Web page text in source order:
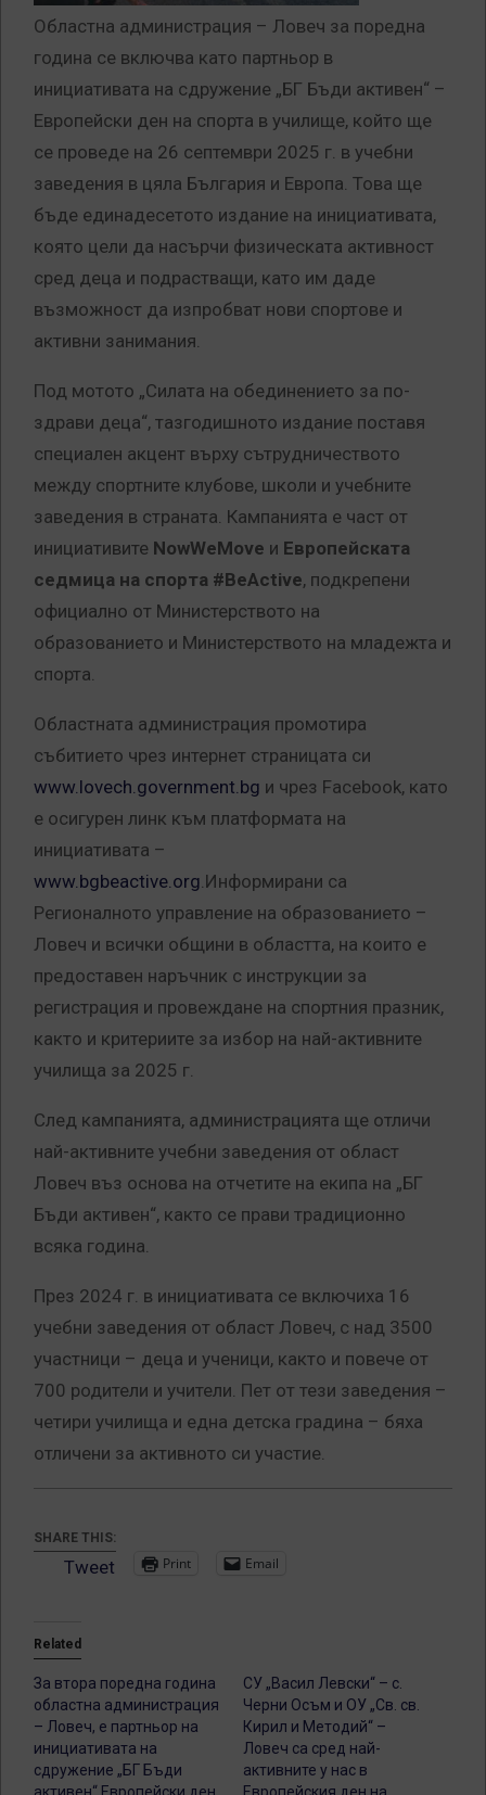
Областна администрация – Ловеч за поредна
година се включва като партньор в
инициативата на сдружение „БГ Бъди активен“ –
Европейски ден на спорта в училище, който ще
се проведе на 26 септември 2025 г. в учебни
заведения в цяла България и Европа. Това ще
бъде единадесетото издание на инициативата,
която цели да насърчи физическата активност
сред деца и подрастващи, като им даде
възможност да изпробват нови спортове и
активни занимания.
Под мотото „Силата на обединението за по-
здрави деца“, тазгодишното издание поставя
специален акцент върху сътрудничеството
между спортните клубове, школи и учебните
заведения в страната. Кампанията е част от
инициативите NowWeMove и Европейската
седмица на спорта #BeActive, подкрепени
официално от Министерството на
образованието и Министерството на младежта и
спорта.
Областната администрация промотира
събитието чрез интернет страницата си
www.lovech.government.bg и чрез Facebook, като
е осигурен линк към платформата на
инициативата –
www.bgbeactive.org.Информирани са
Регионалното управление на образованието –
Ловеч и всички общини в областта, на които е
предоставен наръчник с инструкции за
регистрация и провеждане на спортния празник,
както и критериите за избор на най-активните
училища за 2025 г.
След кампанията, администрацията ще отличи
най-активните учебни заведения от област
Ловеч въз основа на отчетите на екипа на „БГ
Бъди активен“, както се прави традиционно
всяка година.
През 2024 г. в инициативата се включиха 16
учебни заведения от област Ловеч, с над 3500
участници – деца и ученици, както и повече от
700 родители и учители. Пет от тези заведения –
четири училища и една детска градина – бяха
отличени за активното си участие.
SHARE THIS:
Tweet Print Email
Related
За втора поредна година
областна администрация
– Ловеч, е партньор на
инициативата на
сдружение „БГ Бъди
активен“ Европейски ден
СУ „Васил Левски“ – с.
Черни Осъм и ОУ „Св. св.
Кирил и Методий“ –
Ловеч са сред най-
активните у нас в
Европейския ден на